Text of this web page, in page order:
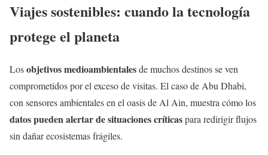
Viajes sostenibles: cuando la tecnología
protege el planeta
Losobjetivos medioambientalesde muchos destinos se ven
comprometidos por el exceso de visitas. El caso de Abu Dhabi,
con sensores ambientales en el oasis de Al Ain, muestra cómo los
datos pueden alertar de situaciones críticaspara redirigir flujos
sin dañar ecosistemas frágiles.